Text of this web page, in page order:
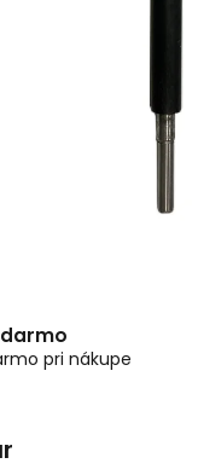
pri nákupe